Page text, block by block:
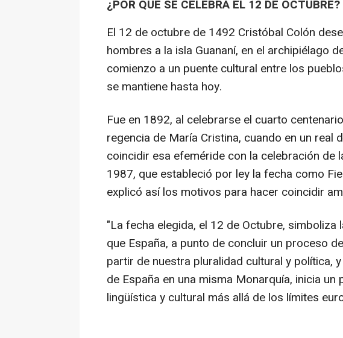
¿POR QUÉ SE CELEBRA EL 12 DE OCTUBRE?
El 12 de octubre de 1492 Cristóbal Colón
hombres a la isla Guananí, en el archipiélago
comienzo a un puente cultural entre los
se mantiene hasta hoy.
Fue en 1892, al celebrarse el cuarto
regencia de María Cristina, cuando en un real
coincidir esa efeméride con la celebración de
1987, que estableció por ley la fecha como
explicó así los motivos para hacer coincidir
"La fecha elegida, el 12 de Octubre, simboliza
que España, a punto de concluir un proceso
partir de nuestra pluralidad cultural y política,
de España en una misma Monarquía, inicia
lingüística y cultural más allá de los límites